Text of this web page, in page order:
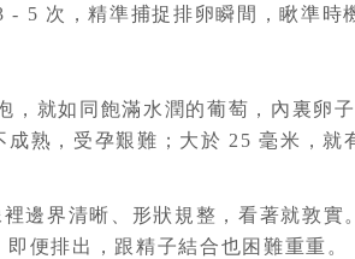
5 次，精準捕捉排卵瞬間，瞅準時
就如同飽滿水潤的葡萄，內裏卵
熟，受孕艱難；大於 25 毫米，
邊界清晰、形狀規整，看著就敦實
便排出，跟精子結合也困難重重。